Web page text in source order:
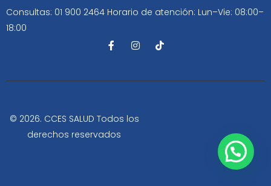
Consultas: 01 900 2464 Horario de atención: Lun–Vie: 08:00–
18:00
F
a
b
-
I
n
a
m
T
i
o
© 2026. CCES SALUD Todos los
derechos reservados